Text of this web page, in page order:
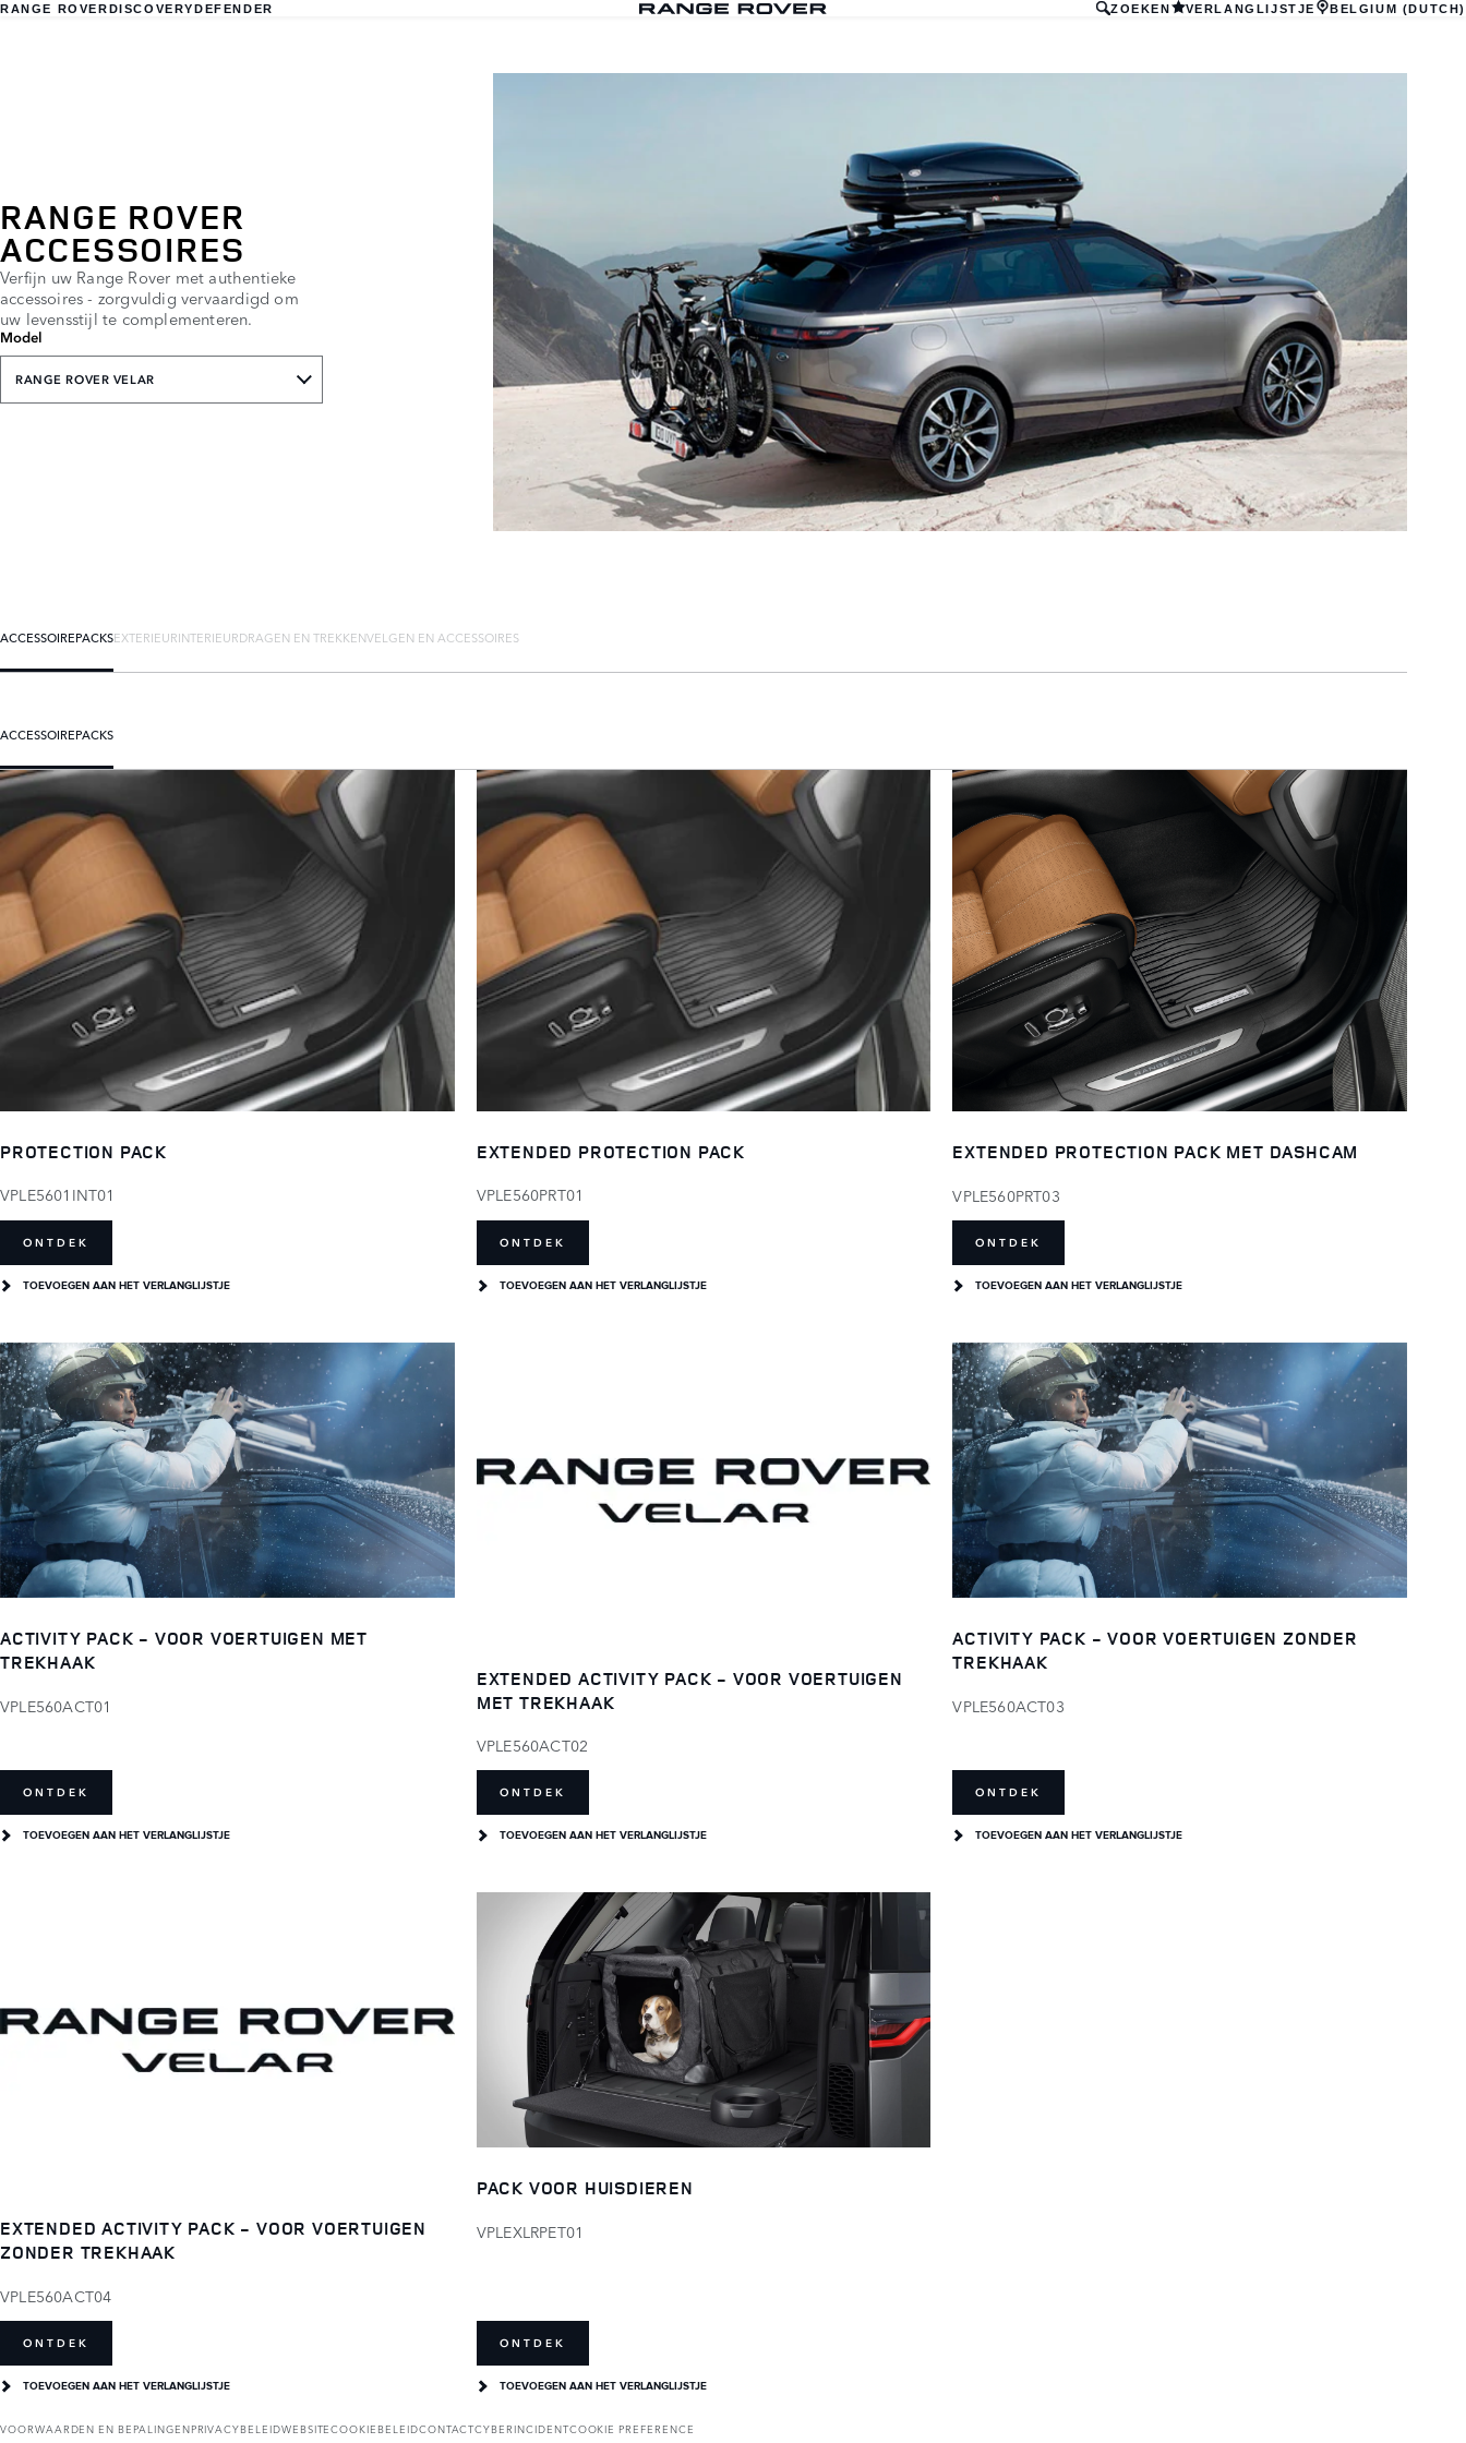
RANGE ROVERDISCOVERYDEFENDER ZOEKEN VERLANGLIJSTJE BELGIUM (DUTCH)
RANGE ROVER
ACCESSOIRES
Verfijn uw Range Rover met authentieke
accessoires - zorgvuldig vervaardigd om
uw levensstijl te complementeren.
Model
RANGE ROVER VELAR
ACCESSOIREPACKSEXTERIEURINTERIEURDRAGEN EN TREKKENVELGEN EN ACCESSOIRES
ACCESSOIREPACKS
PROTECTION PACK
VPLE5601INT01
ONTDEK
TOEVOEGEN AAN HET VERLANGLIJSTJE
EXTENDED PROTECTION PACK
VPLE560PRT01
ONTDEK
TOEVOEGEN AAN HET VERLANGLIJSTJE
EXTENDED PROTECTION PACK MET DASHCAM
VPLE560PRT03
ONTDEK
TOEVOEGEN AAN HET VERLANGLIJSTJE
ACTIVITY PACK - VOOR VOERTUIGEN MET
TREKHAAK
VPLE560ACT01
ONTDEK
TOEVOEGEN AAN HET VERLANGLIJSTJE
EXTENDED ACTIVITY PACK - VOOR VOERTUIGEN
MET TREKHAAK
VPLE560ACT02
ONTDEK
TOEVOEGEN AAN HET VERLANGLIJSTJE
ACTIVITY PACK - VOOR VOERTUIGEN ZONDER
TREKHAAK
VPLE560ACT03
ONTDEK
TOEVOEGEN AAN HET VERLANGLIJSTJE
EXTENDED ACTIVITY PACK - VOOR VOERTUIGEN
ZONDER TREKHAAK
VPLE560ACT04
ONTDEK
TOEVOEGEN AAN HET VERLANGLIJSTJE
PACK VOOR HUISDIEREN
VPLEXLRPET01
ONTDEK
TOEVOEGEN AAN HET VERLANGLIJSTJE
VOORWAARDEN EN BEPALINGENPRIVACYBELEIDWEBSITECOOKIEBELEIDCONTACTCYBERINCIDENTCOOKIE PREFERENCE